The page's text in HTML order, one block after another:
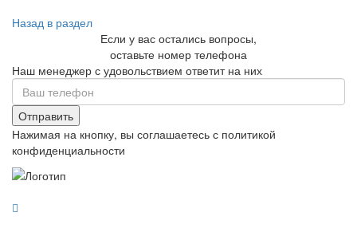
Назад в раздел
Если у вас остались вопросы,
оставьте номер телефона
Наш менеджер с удовольствием ответит на них
Отправить
Нажимая на кнопку, вы соглашаетесь с политикой
конфиденциальности